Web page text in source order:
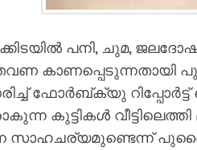
പനി, ചുമ,
കാണപ്പെടുന്നതായി
ഫോര്‍ബ്ക്യു
കുട്ടികള്‍
സാഹചര്യമുണ്ടെന്ന്